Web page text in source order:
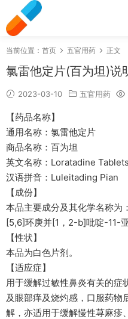
当前位置： 首页 五官用药 正文
氯雷他定片(百为坦)说
2023-03-10 五官用药
【药品名称】
通用名称：氯雷他定片
商品名称：百为坦
英文名称：Loratadine Tablets
汉语拼音：Luleitading Pian
【成份】
本品主要成分及其化学名称
[5,6]环庚并[1，2-b]吡啶-11-
【性状】
本品为白色片剂。
【适应症】
用于缓解过敏性鼻炎有关的症
及眼部痒及烧灼感，口服药物
解，亦适用于缓解慢性荨麻疹